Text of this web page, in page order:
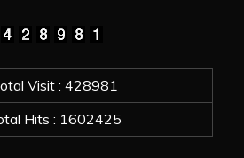
Visit : 428981
Hits : 1602425